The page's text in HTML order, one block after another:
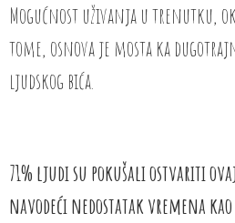
Mogućnost uživanja u trenutku,
tome, osnova je mosta ka
ljudskog bića.
71% ljudi su pokušali ostvariti
navodeći nedostatak vremena